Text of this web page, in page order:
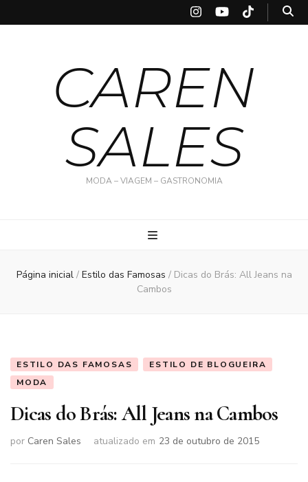
CAREN
SALES
MODA – VIAGEM – GASTRONOMIA
Página inicial / Estilo das Famosas / Dicas do Brás: All Jeans na
Cambos
ESTILO DAS FAMOSAS
ESTILO DE BLOGUEIRA
MODA
Dicas do Brás: All Jeans na Cambos
por Caren Sales atualizado em 23 de outubro de 2015